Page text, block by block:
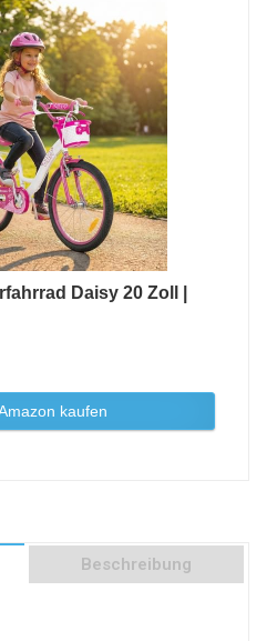
Daisy 20 Zoll |
kaufen
Beschreibung